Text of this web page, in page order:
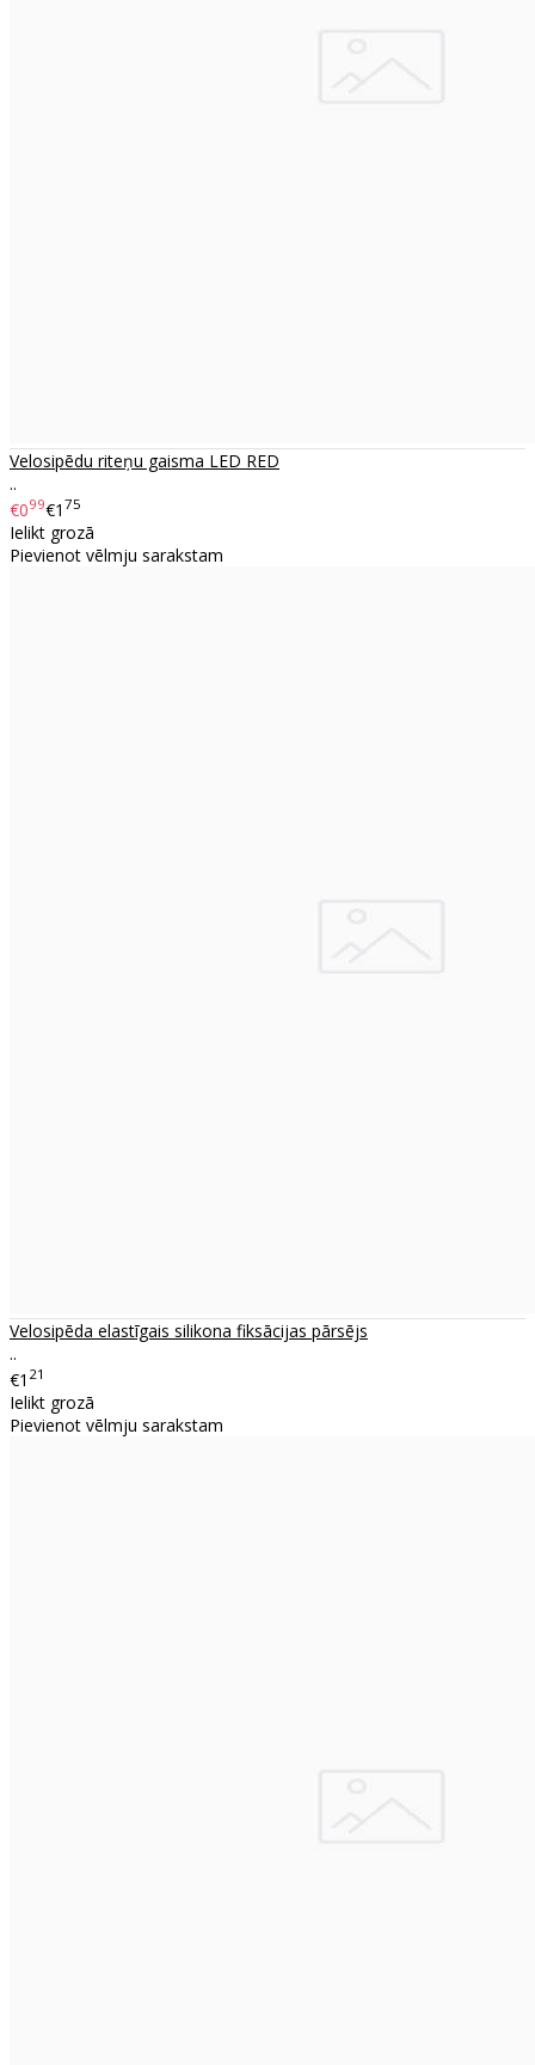
Velosipēdu riteņu gaisma LED RED
..
€099€1 75
Ielikt grozā
Pievienot vēlmju sarakstam
Velosipēda elastīgais silikona fiksācijas pārsējs
..
€1 21
Ielikt grozā
Pievienot vēlmju sarakstam